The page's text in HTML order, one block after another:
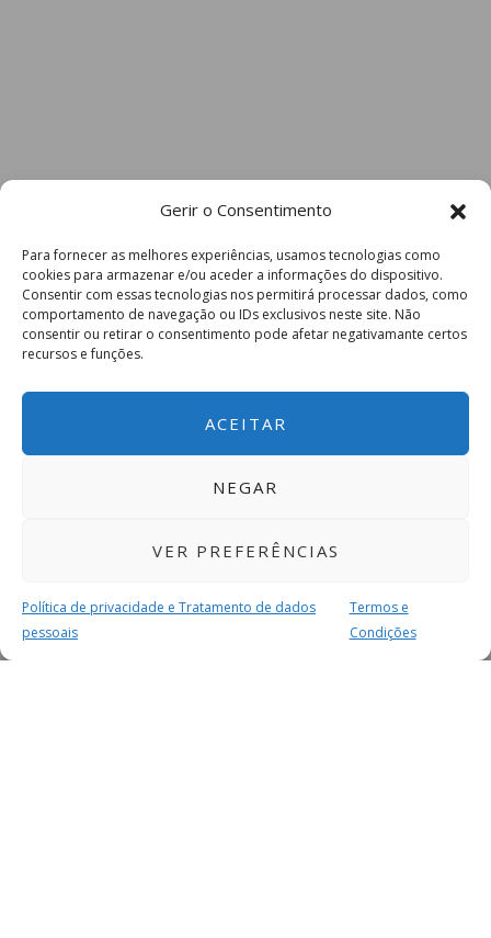
Gerir o Consentimento
Para fornecer as melhores experiências, usamos tecnologias como
cookies para armazenar e/ou aceder a informações do dispositivo.
Consentir com essas tecnologias nos permitirá processar dados, como
comportamento de navegação ou IDs exclusivos neste site. Não
consentir ou retirar o consentimento pode afetar negativamante certos
recursos e funções.
ACEITAR
NEGAR
VER PREFERÊNCIAS
Política de privacidade e Tratamento de dados
pessoais
Termos e
Condições